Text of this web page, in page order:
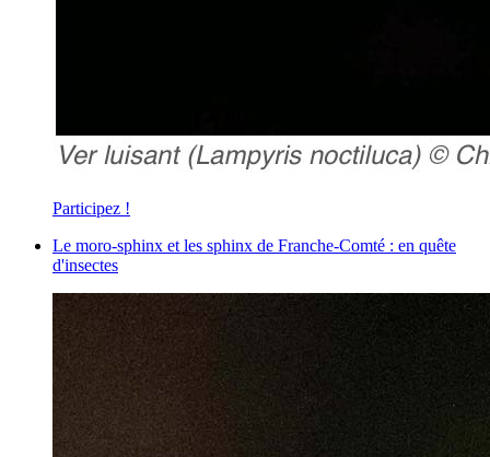
Participez !
Le moro-sphinx et les sphinx de Franche-Comté : en quête
d'insectes